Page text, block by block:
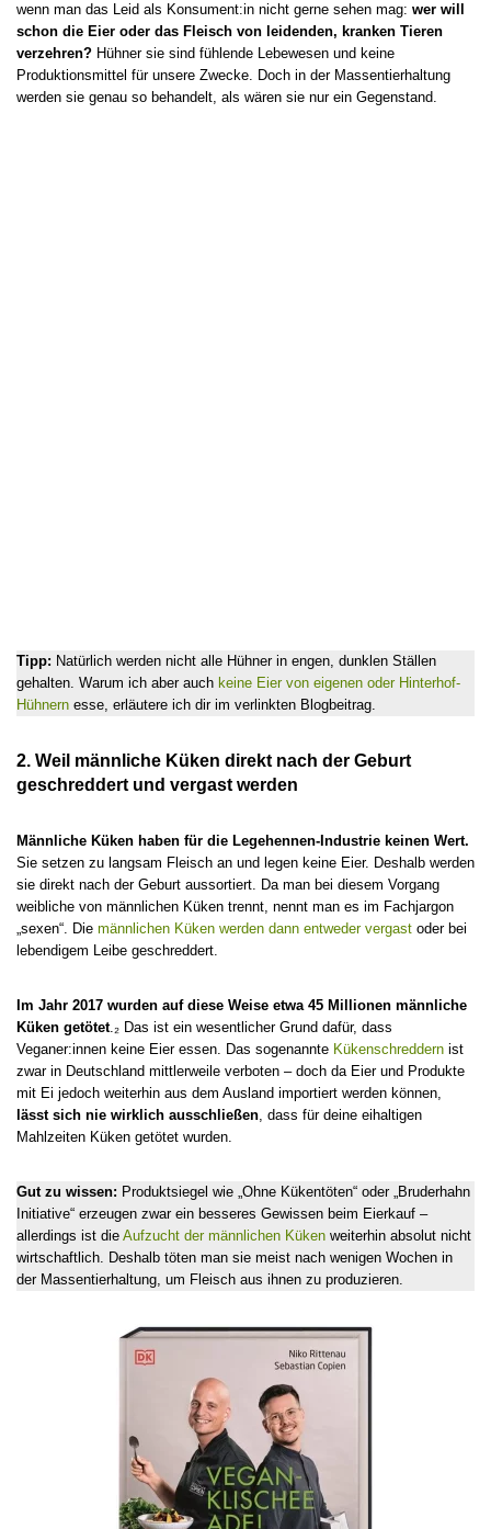
wenn man das Leid als Konsument:in nicht gerne sehen mag: wer will
schon die Eier oder das Fleisch von leidenden, kranken Tieren
verzehren? Hühner sie sind fühlende Lebewesen und keine
Produktionsmittel für unsere Zwecke. Doch in der Massentierhaltung
werden sie genau so behandelt, als wären sie nur ein Gegenstand.
Tipp: Natürlich werden nicht alle Hühner in engen, dunklen Ställen
gehalten. Warum ich aber auch keine Eier von eigenen oder Hinterhof-
Hühnern esse, erläutere ich dir im verlinkten Blogbeitrag.
2. Weil männliche Küken direkt nach der Geburt
geschreddert und vergast werden
Männliche Küken haben für die Legehennen-Industrie keinen Wert.
Sie setzen zu langsam Fleisch an und legen keine Eier. Deshalb werden
sie direkt nach der Geburt aussortiert. Da man bei diesem Vorgang
weibliche von männlichen Küken trennt, nennt man es im Fachjargon
„sexen“. Die männlichen Küken werden dann entweder vergast oder bei
lebendigem Leibe geschreddert.
Im Jahr 2017 wurden auf diese Weise etwa 45 Millionen männliche
Küken getötet.₂ Das ist ein wesentlicher Grund dafür, dass
Veganer:innen keine Eier essen. Das sogenannte Kükenschreddern ist
zwar in Deutschland mittlerweile verboten – doch da Eier und Produkte
mit Ei jedoch weiterhin aus dem Ausland importiert werden können,
lässt sich nie wirklich ausschließen, dass für deine eihaltigen
Mahlzeiten Küken getötet wurden.
Gut zu wissen: Produktsiegel wie „Ohne Kükentöten“ oder „Bruderhahn
Initiative“ erzeugen zwar ein besseres Gewissen beim Eierkauf –
allerdings ist die Aufzucht der männlichen Küken weiterhin absolut nicht
wirtschaftlich. Deshalb töten man sie meist nach wenigen Wochen in
der Massentierhaltung, um Fleisch aus ihnen zu produzieren.